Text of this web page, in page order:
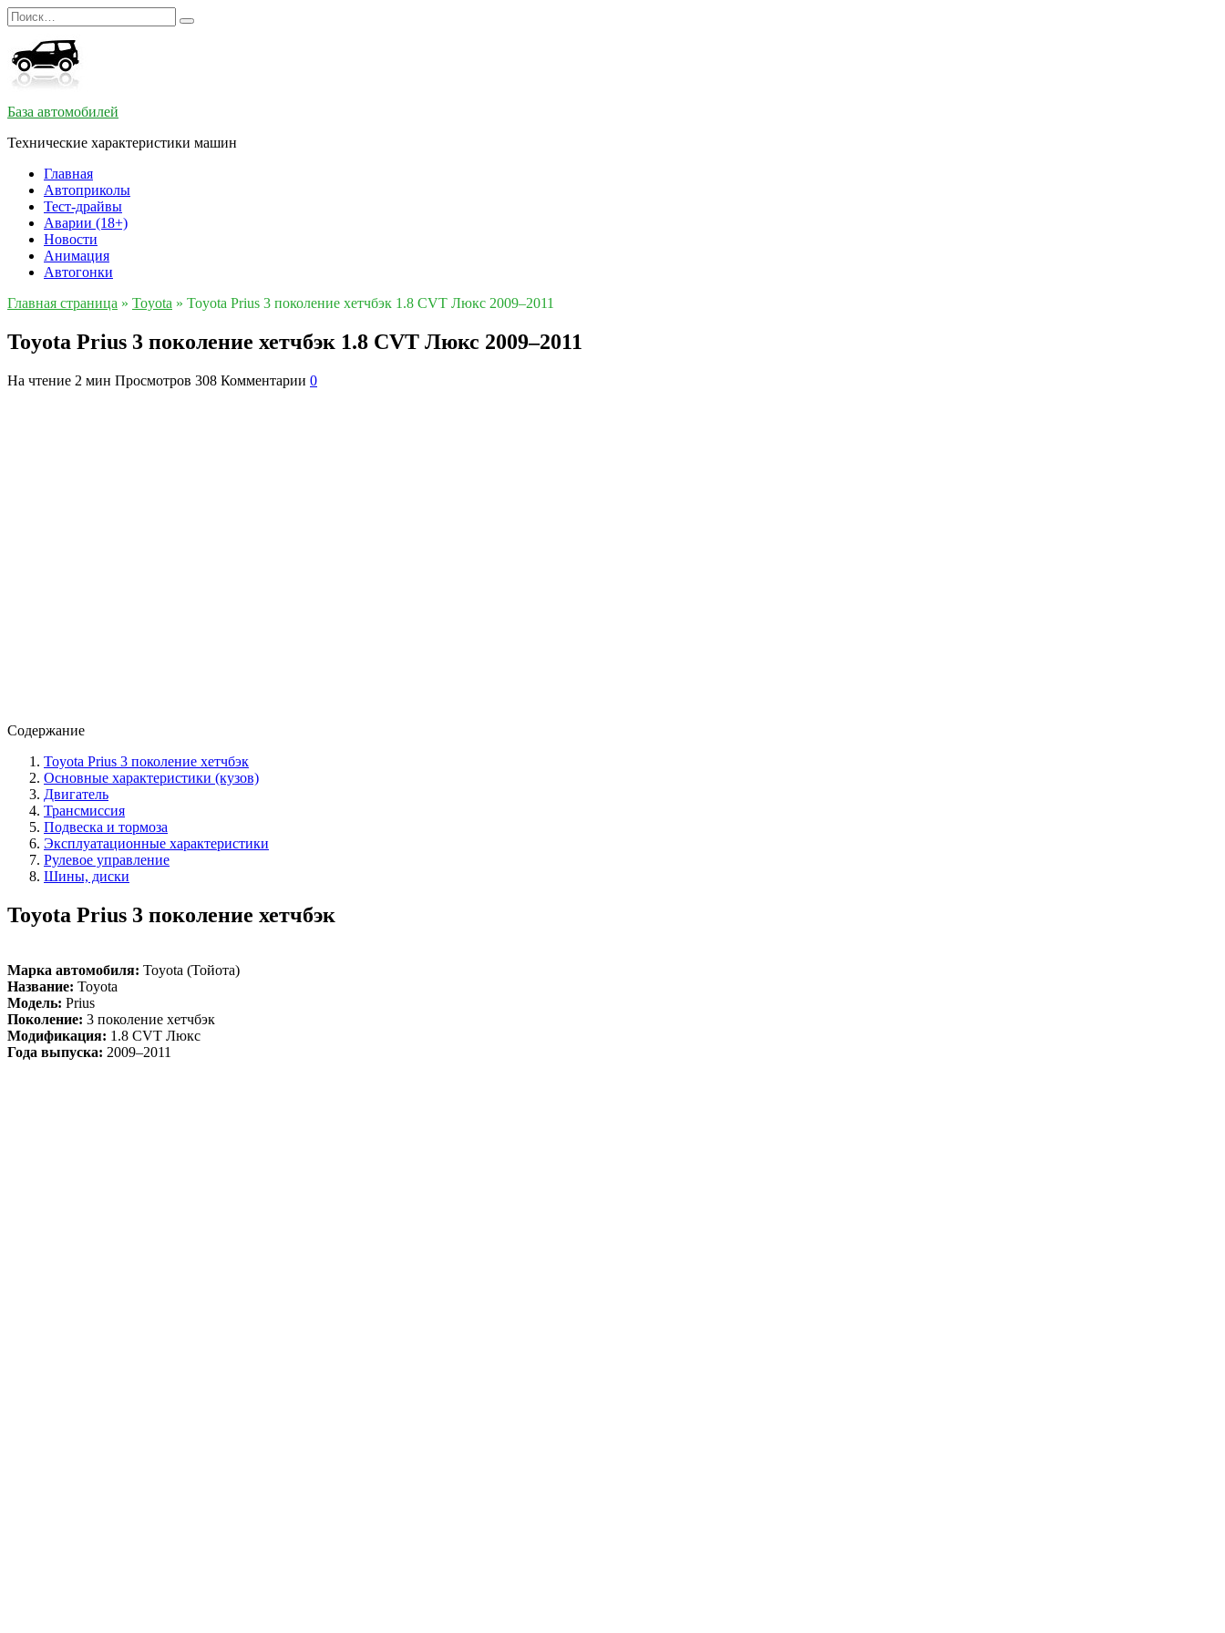
Перейти
к
содержанию
Search
for:
База автомобилей
Технические характеристики машин
Главная
Автоприколы
Тест-драйвы
Аварии (18+)
Новости
Анимация
Автогонки
Главная страница » Toyota » Toyota Prius 3 поколение хетчбэк 1.8 CVT Люкс 2009–2011
Toyota Prius 3 поколение хетчбэк 1.8 CVT Люкс 2009–2011
На чтение 2 мин Просмотров 308 Комментарии 0
Содержание
Toyota Prius 3 поколение хетчбэк
Основные характеристики (кузов)
Двигатель
Трансмиссия
Подвеска и тормоза
Эксплуатационные характеристики
Рулевое управление
Шины, диски
Toyota Prius 3 поколение хетчбэк
Марка автомобиля: Toyota (Тойота)
Название: Toyota
Модель: Prius
Поколение: 3 поколение хетчбэк
Модификация: 1.8 CVT Люкс
Года выпуска: 2009–2011